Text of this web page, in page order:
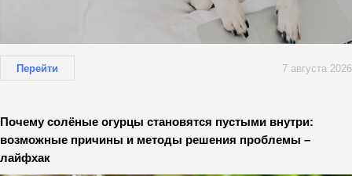
Перейти 7 августа 2026
Почему солёные огурцы становятся пустыми внутри:
возможные причины и методы решения проблемы –
лайфхак